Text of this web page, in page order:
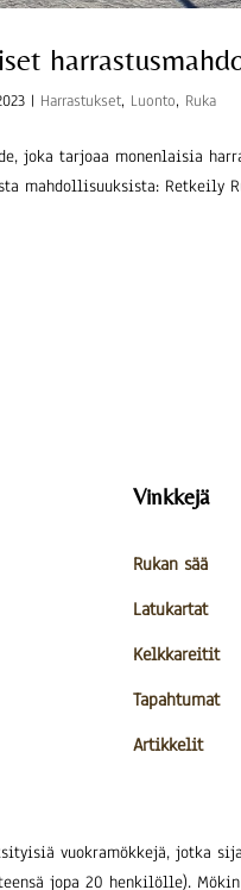
| Harrastukset, Luonto, Ruka
joka tarjoaa monenlaisia
mahdollisuuksista:
Vinkkejä
Rukan sää
Latukartat
Kelkkareitit
Tapahtumat
Artikkelit
vuokramökkejä, jotka
jopa 20 henkilölle).